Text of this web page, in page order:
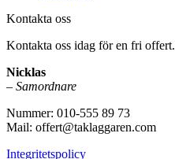
Kontakta oss
Kontakta oss idag för en fri offert.
Nicklas
– Samordnare
Nummer: 010-555 89 73
Mail: offert@taklaggaren.com
Integritetspolicy